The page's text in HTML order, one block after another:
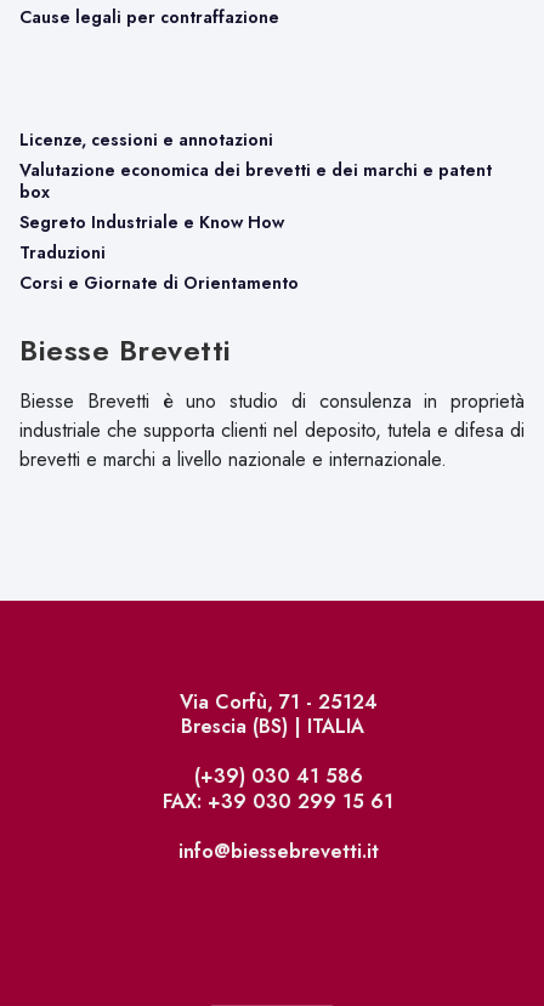
Cause legali per contraffazione
Licenze, cessioni e annotazioni
Valutazione economica dei brevetti e dei marchi e patent
box
Segreto Industriale e Know How
Traduzioni
Corsi e Giornate di Orientamento
Biesse Brevetti
Biesse Brevetti è uno studio di consulenza in proprietà
industriale che supporta clienti nel deposito, tutela e difesa di
brevetti e marchi a livello nazionale e internazionale.
Via Corfù, 71 - 25124
Brescia (BS) | ITALIA
(+39) 030 41 586
FAX: +39 030 299 15 61
info@biessebrevetti.it